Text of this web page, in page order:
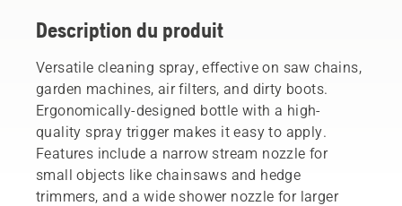
Description du produit
Versatile cleaning spray, effective on saw chains,
garden machines, air filters, and dirty boots.
Ergonomically-designed bottle with a high-
quality spray trigger makes it easy to apply.
Features include a narrow stream nozzle for
small objects like chainsaws and hedge
trimmers, and a wide shower nozzle for larger